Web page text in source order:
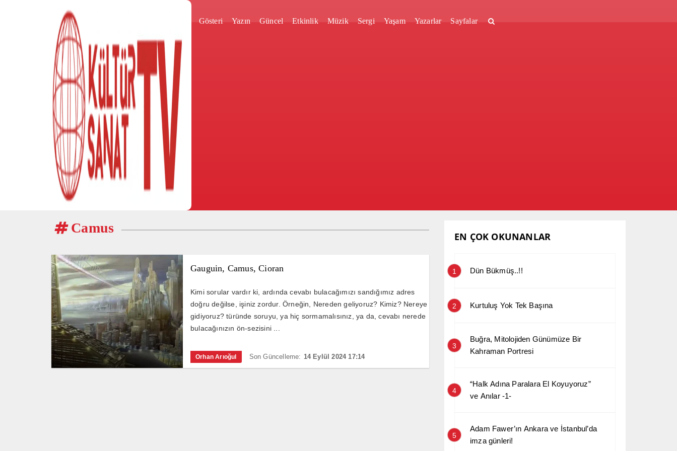
Gösteri Yazın Güncel Etkinlik Müzik Sergi Yaşam Yazarlar Sayfalar
Camus
Gauguin, Camus, Cioran
Kimi sorular vardır ki, ardında cevabı bulacağımızı sandığımız adres
doğru değilse, işiniz zordur. Örneğin, Nereden geliyoruz? Kimiz? Nereye
gidiyoruz? türünde soruyu, ya hiç sormamalısınız, ya da, cevabı nerede
bulacağınızın ön-sezisini ...
Orhan Arıoğul Son Güncelleme: 14 Eylül 2024 17:14
EN ÇOK OKUNANLAR
1 Dün Bükmüş..!!
2 Kurtuluş Yok Tek Başına
3
Buğra, Mitolojiden Günümüze Bir
Kahraman Portresi
4
“Halk Adına Paralara El Koyuyoruz”
ve Anılar -1-
5
Adam Fawer’ın Ankara ve İstanbul’da
imza günleri!